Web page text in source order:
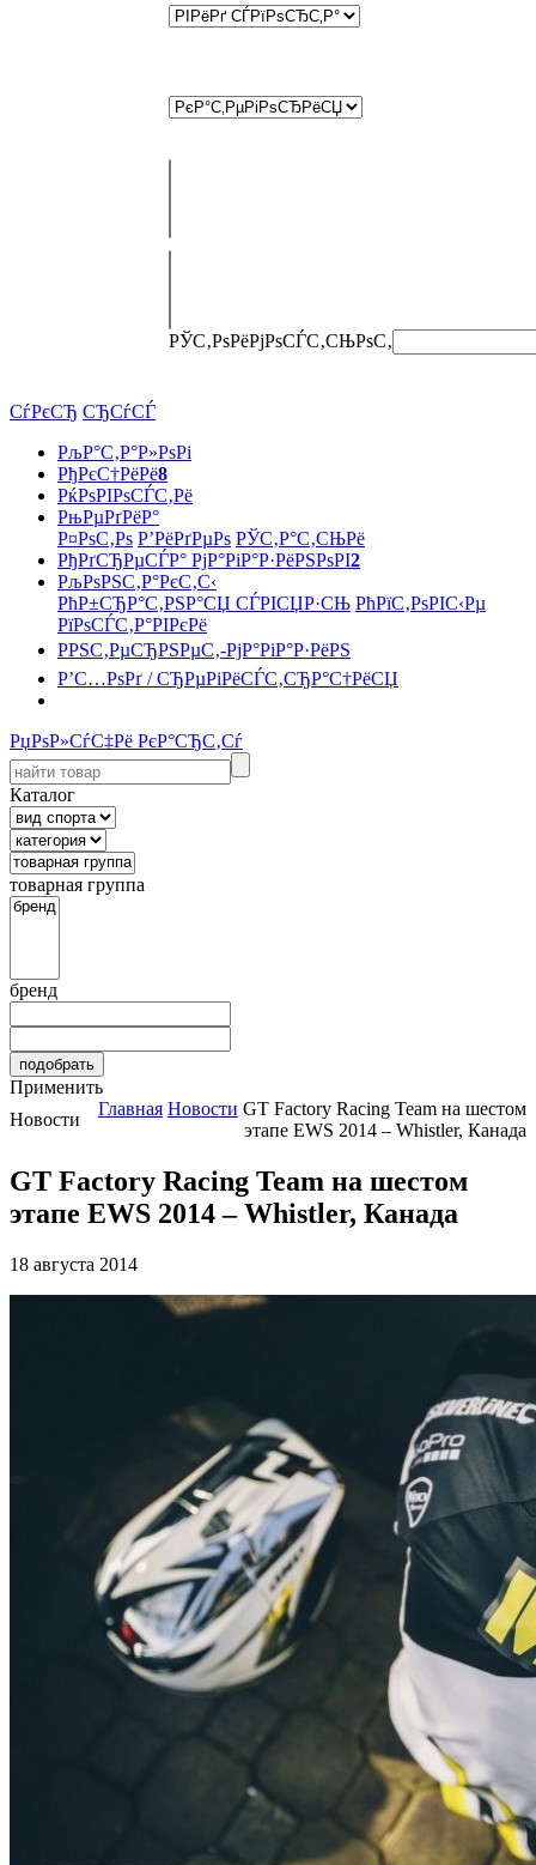
РЎС‚РѕРёРјРѕСЃС‚СЊРѕС‚
СѓРєСЂ СЂСѓСЃ
РљР°С‚Р°Р»РѕРі
РђРєС†РёРё8
РќРѕРІРѕСЃС‚Рё
РњРµРґРёР°
Р¤РѕС‚Рѕ Р’РёРґРµРѕ РЎС‚Р°С‚СЊРё
РђРґСЂРµСЃР° РјР°РіР°Р·РёРЅРѕРІ2
РљРѕРЅС‚Р°РєС‚С‹
РћР±СЂР°С‚РЅР°СЏ СЃРІСЏР·СЊ РћРїС‚РѕРІС‹Рµ
РїРѕСЃС‚Р°РІРєРё
РРЅС‚РµСЂРЅРµС‚-РјР°РіР°Р·РёРЅ
Р’С…РѕРґ / СЂРµРіРёСЃС‚СЂР°С†РёСЏ
РџРѕР»СѓС‡Рё РєР°СЂС‚Сѓ
Каталог
товарная группа
бренд
Применить
Новости
Главная Новости GT Factory Racing Team на шестом
этапе EWS 2014 – Whistler, Канада
GT Factory Racing Team на шестом
этапе EWS 2014 – Whistler, Канада
18 августа 2014